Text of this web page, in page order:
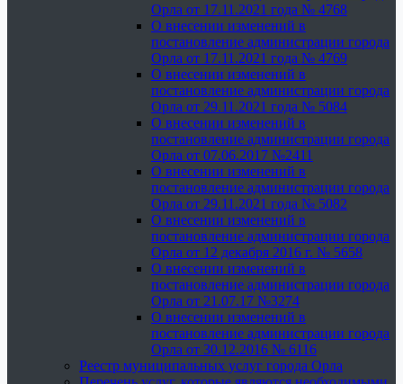
Орла от 17.11.2021 года № 4768
О внесении изменений в
постановление администрации города
Орла от 17.11.2021 года № 4769
О внесении изменений в
постановление администрации города
Орла от 29.11.2021 года № 5084
О внесении изменений в
постановление администрации города
Орла от 07.06.2017 №2411
О внесении изменений в
постановление администрации города
Орла от 29.11.2021 года № 5082
О внесении изменений в
постановление администрации города
Орла от 12 декабря 2016 г. № 5658
О внесении изменений в
постановление администрации города
Орла от 21.07.17 №3274
О внесении изменений в
постановление администрации города
Орла от 30.12.2016 № 6116
Реестр муниципальных услуг города Орла